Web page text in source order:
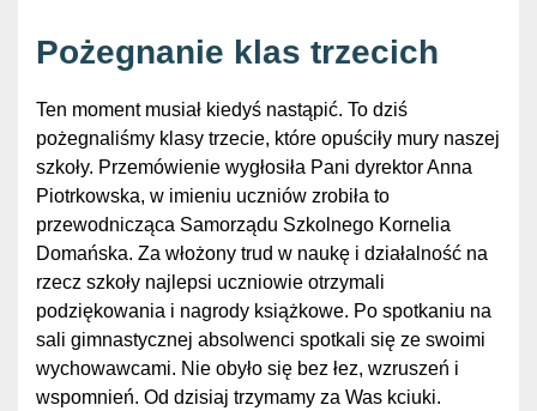
Pożegnanie klas trzecich
Ten moment musiał kiedyś nastąpić. To dziś
pożegnaliśmy klasy trzecie, które opuściły mury naszej
szkoły. Przemówienie wygłosiła Pani dyrektor Anna
Piotrkowska, w imieniu uczniów zrobiła to
przewodnicząca Samorządu Szkolnego Kornelia
Domańska. Za włożony trud w naukę i działalność na
rzecz szkoły najlepsi uczniowie otrzymali
podziękowania i nagrody książkowe. Po spotkaniu na
sali gimnastycznej absolwenci spotkali się ze swoimi
wychowawcami. Nie obyło się bez łez, wzruszeń i
wspomnień. Od dzisiaj trzymamy za Was kciuki.